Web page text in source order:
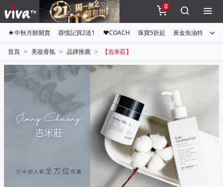
0
★中秋月餅開賣 蓉憶記買2送1 ♥COACH 珠寶5折起 黃金魚油特惠組
首頁 美妝香氛 品牌推薦 【吉米莊】